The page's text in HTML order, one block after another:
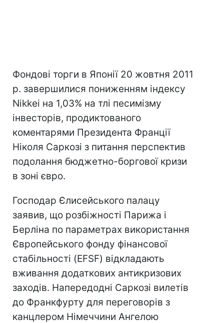
Фондові торги в Японії 20 жовтня 2011
р. завершилися пониженням індексу
Nikkei на 1,03% на тлі песимізму
інвесторів, продиктованого
коментарями Президента Франції
Ніколя Саркозі з питання перспектив
подолання бюджетно-боргової кризи
в зоні євро.
Господар Єлисейського палацу
заявив, що розбіжності Парижа і
Берліна по параметрах використання
Європейського фонду фінансової
стабільності (EFSF) відкладають
вживання додаткових антикризових
заходів. Напередодні Саркозі вилетів
до Франкфурту для переговорів з
канцлером Німеччини Ангелою